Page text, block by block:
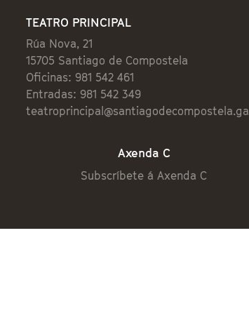
TEATRO PRINCIPAL
Rúa Nova, 21
15705 Santiago de Compostela
Oficinas: 981 542 461
Entradas: 981 542 349
teatroprincipal@santiagodecompostela.gal
Axenda C
Subscríbete á Axenda C